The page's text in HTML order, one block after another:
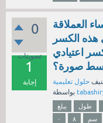
0
تصويتات
1
إجابة
العملاقة
هذه الكسر
اعتيادي
صورة؟
حلول تعليمية
يبلغ طول
٠
٨ سم